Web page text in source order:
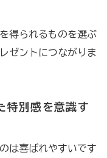
得られるものを選ぶ
ゼントにつながりま
特別感を意識す
は喜ばれやすいです